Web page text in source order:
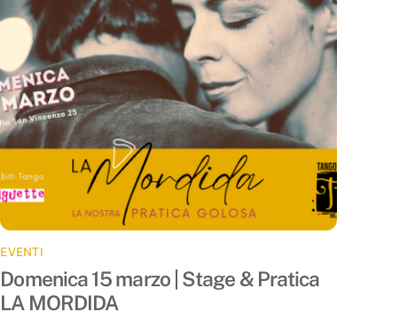
EVENTI
Domenica 15 marzo | Stage & Pratica
LA MORDIDA